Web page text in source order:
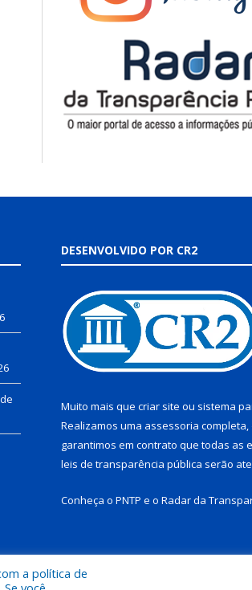
DESENVOLVIDO POR CR2
Muito mais que criar site ou sistema
Realizamos uma assessoria completa,
garantimos em contrato que todas as
leis de transparência pública serão
Conheça o PNTP e o Radar da
Mapa do Site
a política de